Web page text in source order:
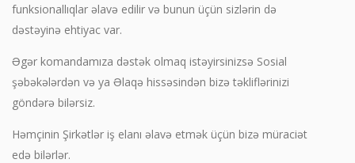
funksionallıqlar əlavə edilir və bunun üçün sizlərin də
dəstəyinə ehtiyac var.
Əgər komandamıza dəstək olmaq istəyirsinizsə Sosial
şəbəkələrdən və ya Əlaqə hissəsindən bizə təkliflərinizi
göndərə bilərsiz.
Həmçinin Şirkətlər iş elanı əlavə etmək üçün bizə müraciət
edə bilərlər.